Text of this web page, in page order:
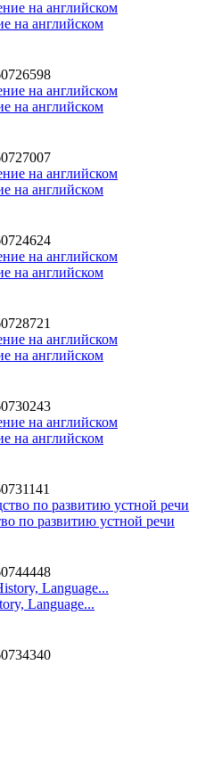
на английском
на английском
на английском
на английском
на английском
на английском
по развитию устной речи
Language...